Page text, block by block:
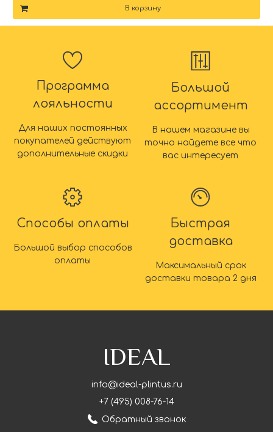
В корзину
Программа
лояльности
Для наших постоянных
покупателей действуют
дополнительные скидки
Большой
ассортимент
В нашем магазине вы
точно найдете все что
вас интересует
Способы оплаты
Большой выбор способов
оплаты
Быстрая
доставка
Максимальный срок
доставки товара 2 дня
IDEAL
info@ideal-plintus.ru
+7 (495) 008-76-14
Обратный звонок